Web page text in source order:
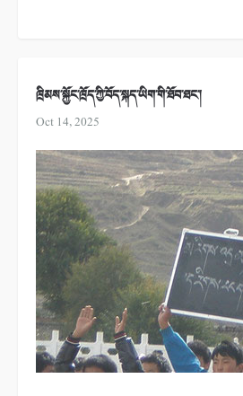
ཁྲིམས་སྐྱོང་ཁྲོད་ཀྱི་བོད་སྐད་ཡིག་གི་ཐོབ་ཐང་།
Oct 14, 2025